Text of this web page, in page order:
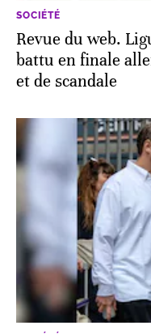
SOCIÉTÉ
Revue du web.
battu en finale
et de scandale